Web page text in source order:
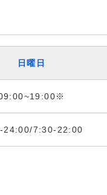
日曜日
24:00/7:30-22:00